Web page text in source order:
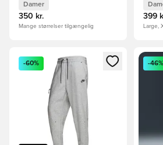
Damer
350 kr.
Mange størrelser tilgængelig
399
Large,
Åbner en Modal til at logge ind
-60% -46%